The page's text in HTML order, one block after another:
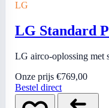
LG
LG Standard
LG airco-oplossing met
Onze prijs €769,00
Bestel direct